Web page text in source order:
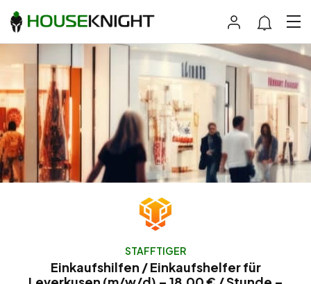
STAFFTIGER
Einkaufshilfen / Einkaufshelfer für